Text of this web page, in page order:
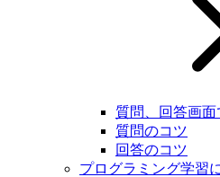
質問、回答画
質問のコツ
回答のコツ
プログラミング学習